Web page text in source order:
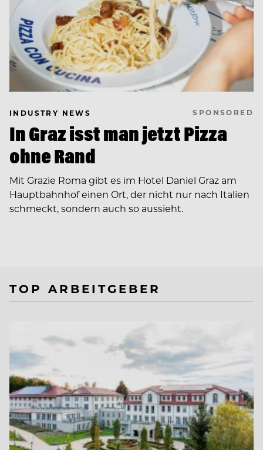
INDUSTRY NEWS SPONSORED
In Graz isst man jetzt Pizza
ohne Rand
Mit Grazie Roma gibt es im Hotel Daniel Graz am
Hauptbahnhof einen Ort, der nicht nur nach Italien
schmeckt, sondern auch so aussieht.
TOP ARBEITGEBER